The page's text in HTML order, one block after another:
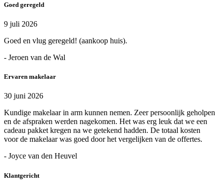
Goed geregeld
9 juli 2026
Goed en vlug geregeld! (aankoop huis).
- Jeroen van de Wal
Ervaren makelaar
30 juni 2026
Kundige makelaar in arm kunnen nemen. Zeer persoonlijk geholpen
en de afspraken werden nagekomen. Het was erg leuk dat we een
cadeau pakket kregen na we getekend hadden. De totaal kosten
voor de makelaar was goed door het vergelijken van de offertes.
- Joyce van den Heuvel
Klantgericht